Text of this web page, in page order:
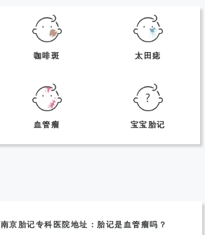
咖啡斑 太田痣
血管瘤 宝宝胎记
南京胎记专科医院地址：胎记是血管瘤吗？